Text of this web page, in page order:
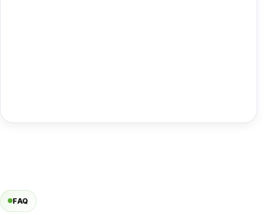
FAQ